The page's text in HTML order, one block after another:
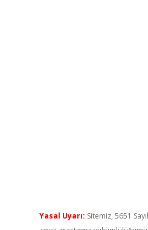
Yasal Uyarı: Sitemiz, 5651